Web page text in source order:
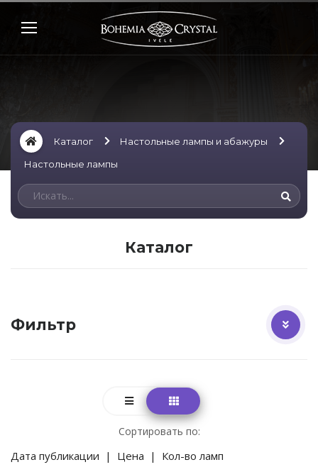
Каталог
Настольные лампы и абажуры
Настольные лампы
Сортировать по:
Дата публикации | Цена | Кол-во ламп
Каталог
Фильтр